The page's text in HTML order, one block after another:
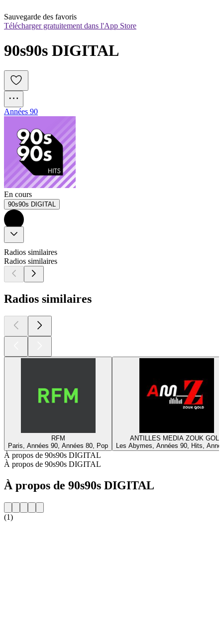
Sauvegarde des favoris
Télécharger gratuitement dans l'App Store
90s90s DIGITAL
Années 90
En cours
90s90s DIGITAL
Radios similaires
Radios similaires
Radios similaires
RFM
Paris, Années 90, Années 80, Pop
ANTILLES MEDIA ZOUK GOLD
Les Abymes, Années 90, Hits,
À propos de 90s90s DIGITAL
À propos de 90s90s DIGITAL
À propos de 90s90s DIGITAL
(1)